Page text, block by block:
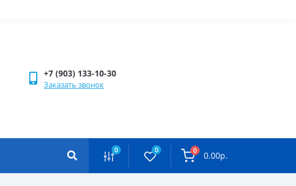
+7 (903) 133-10-30
Заказать звонок
0 0 0 0.00р.